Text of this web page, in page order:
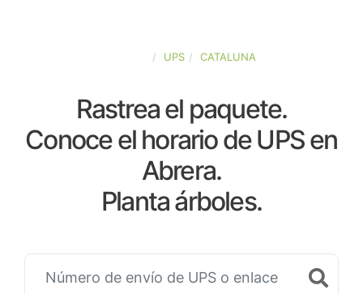
UPS CATALUNA
Rastrea el paquete.
Conoce el horario de UPS en
Abrera.
Planta árboles.